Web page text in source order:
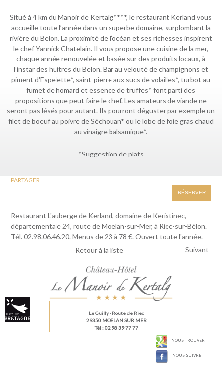
Situé à 4 km du Manoir de Kertalg****, le restaurant Kerland vous
accueille toute l’année dans un superbe domaine, surplombant la
rivière du Belon. La proximité de l’océan et ses richesses inspirent
le chef Yannick Chatelain. Il vous propose une cuisine de la mer,
chaque année renouvelée et basée sur des produits locaux, à
l’instar des huitres du Belon. Bar au velouté de champignons et
piment d'Espelette*, saint-pierre aux sucs de volailles*, turbot au
fumet de homard et essence de truffes* font parti des
propositions que peut faire le chef. Les amateurs de viande ne
seront pas lésés pour autant. Ils pourront déguster par exemple un
filet de boeuf au poivre de Séchouan* ou le lobe de foie gras chaud
au vinaigre balsamique*.
*Suggestion de plats
Restaurant L'auberge de Kerland, domaine de Keristinec,
départementale 24, route de Moëlan-sur-Mer, à Riec-sur-Bélon.
Tél. 02.98.06.46.20. Menus de 23 à 78 €. Ouvert toute l'année.
PARTAGER
RÉSERVER
Retour à la liste Suivant
NOUS TROUVER
NOUS SUIVRE
Le Guilly- Route de Riec
29350 MOELAN SUR MER
Tél : 02 98 39 77 77